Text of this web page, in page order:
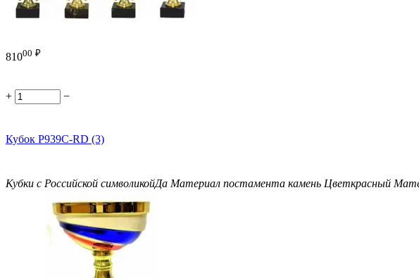
81000 ₽
+ −
Кубок P939C-RD (3)
Кубки с Российской символикойДа Материал постамента камень Цветкрасный